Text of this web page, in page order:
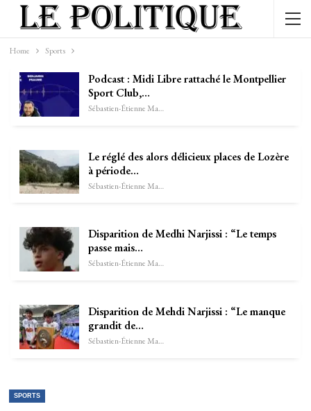
Home Sports
Podcast : Midi Libre rattaché le Montpellier
Sport Club,…
Sébastien-Étienne Marechal
Le réglé des alors délicieux places de Lozère
à période…
Sébastien-Étienne Marechal
Disparition de Medhi Narjissi : “Le temps
passe mais…
Sébastien-Étienne Marechal
Disparition de Mehdi Narjissi : “Le manque
grandit de…
Sébastien-Étienne Marechal
SPORTS